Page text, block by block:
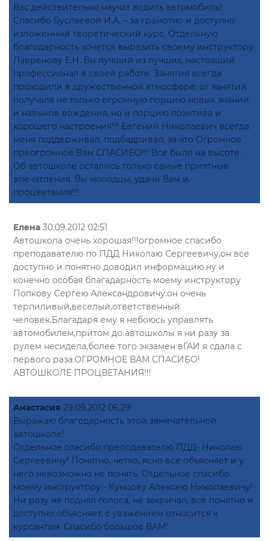
Вас действительно научат водить автомобиль!
Спасибо Буслаевой И.А. – за грамотно и доступно
изложенный теоретический курс. Отдельную
благодарность хочется выразить своему инструктору
Лавренову Е.Н. Вы лучший из лучших, настоящий
профессионал в своей работе. Занятия всегда
проходили в дружественной атмосфере, от занятий
получала не только огромную порцию новых знаний
и навыков вождения, но и порцию позитива и
хорошего настроения!!! Евгений Николаевич всегда
меня поддерживал, подбадривал, за что Огромное
преогромное Вам СПАСИБО!!! Все было на высоте.
Об автошколе остались только самые приятные
впечатления. Вы молодцы, удачи Вам и
процветания!!!
Елена 30.09.2012 02:51
Автошкола очень хорошая!!!огромное спасибо
преподавателю по ПДД Николаю Сергеевичу,он все
доступно и понятно доводил информацию.ну и
конечно особая благадарность моему инструктору
Попкову Сергею Александровичу.он очень
терпиливый,веселый,ответственный
человек.Благадаря ему я небоюсь управлять
автомобилем,притом до автошколы я ни разу за
рулем несидела,более того экзамен вГАИ я сдала с
первого раза.ОГРОМНОЕ ВАМ СПАСИБО!
АВТОШКОЛЕ ПРОЦВЕТАНИЯ!!!
Анастасия 29.09.2012 06:29
Выражаю благодарность этой замечательной
автошколе!
Отдельное спасибо преподавателю ПДД- Николаю
Сергеевичу! Понятно, четко, ясно все объясняет и у
него невозможно не понять. Отдельное спасибо
моему инструктору - Кунцову Алексею Николаевичу!
Ни разу не поднял голоса, не закричал, всё понятно и
доступно объясняет, с уважением относится к
курсантам. Спасибо большое ВАМ!